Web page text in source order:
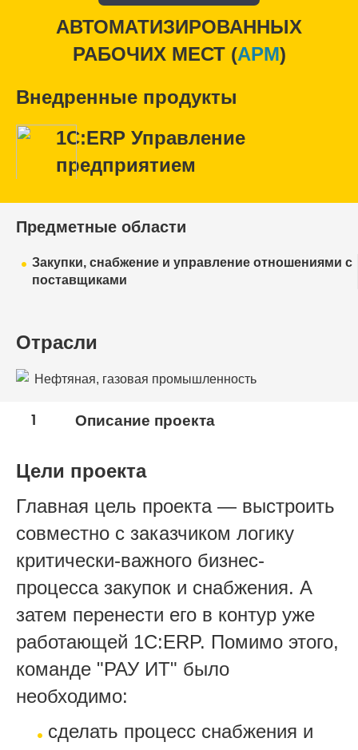
АВТОМАТИЗИРОВАННЫХ
РАБОЧИХ МЕСТ (APM)
Внедренные продукты
1С:ERP Управление
предприятием
Предметные области
Закупки, снабжение и управление отношениями с
поставщиками
Отрасли
Нефтяная, газовая промышленность
1 Описание проекта
Цели проекта
Главная цель проекта — выстроить
совместно с заказчиком логику
критически-важного бизнес-
процесса закупок и снабжения. А
затем перенести его в контур уже
работающей 1С:ERP. Помимо этого,
команде "РАУ ИТ" было
необходимо:
сделать процесс снабжения и